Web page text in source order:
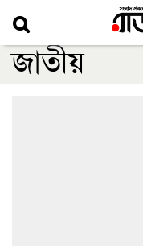
জাতীয়